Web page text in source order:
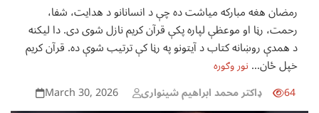
رمضان هغه مبارکه میاشت ده چې د انسانانو د هدایت، شفا،
رحمت، رڼا او موعظې لپاره پکې قرآن کریم نازل شوی دی. دا لیکنه
د همدې روښانه کتاب د آیتونو په رڼا کې ترتیب شوې ده. قرآن کریم
خپل ځان… نور وګوره
March 30, 2026 ډاکتر محمد ابراهیم شینواری 64